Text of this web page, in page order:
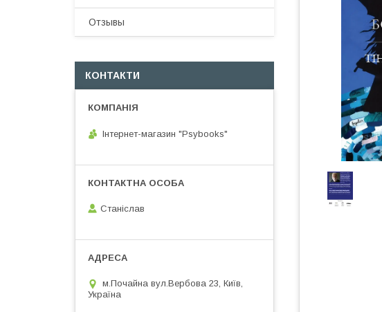
Отзывы
КОНТАКТИ
Інтернет-магазин "Psybooks"
Cтаніслав
м.Почайна вул.Вербова 23, Київ,
Україна